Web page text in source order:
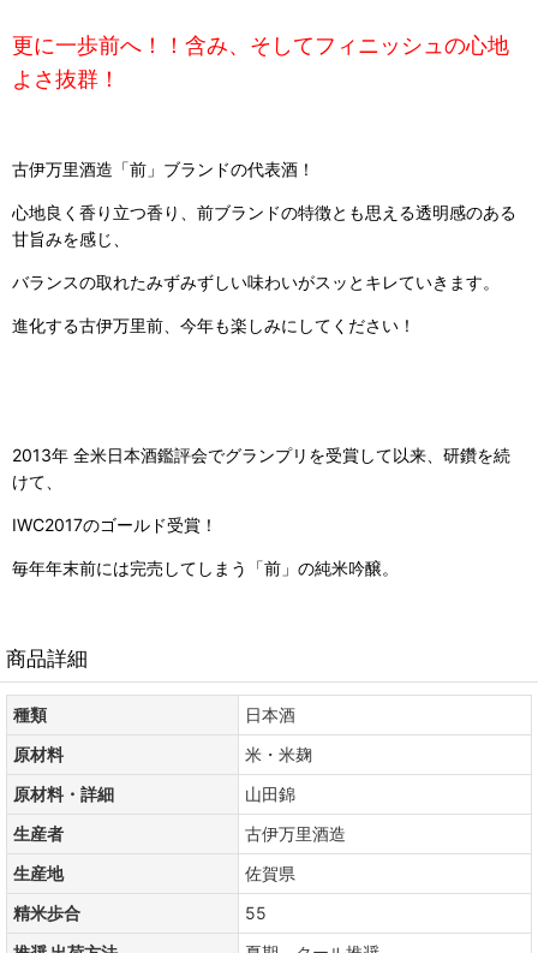
更に一歩前へ！！含み、そしてフィニッシュの心地
よさ抜群！
古伊万里酒造「前」ブランドの代表酒！
心地良く香り立つ香り、前ブランドの特徴とも思える透明感のある
甘旨みを感じ、
バランスの取れたみずみずしい味わいがスッとキレていきます。
進化する古伊万里前、今年も楽しみにしてください！
2013年 全米日本酒鑑評会でグランプリを受賞して以来、研鑽を続
けて、
IWC2017のゴールド受賞！
毎年年末前には完売してしまう「前」の純米吟醸。
商品詳細
種類
日本酒
原材料
米・米麹
原材料・詳細
山田錦
生産者
古伊万里酒造
生産地
佐賀県
精米歩合
55